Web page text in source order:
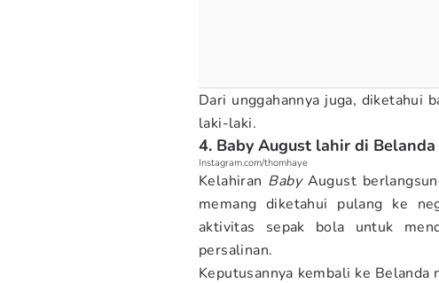
Dari unggahannya juga, diketahui
laki-laki.
4. Baby August lahir di Belanda
Instagram.com/thomhaye
Kelahiran BabyAugust
memang diketahui pulang ke
aktivitas sepak bola untuk
persalinan.
Keputusannya kembali ke